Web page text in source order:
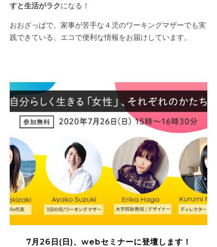
すと生活がラクになる！
おおざっぱで、家事が苦手な４児のワーキングマザーでも実
践できている、 エコで便利な情報をお届けしています。
7月26日(日)、webセミナーに登壇します！